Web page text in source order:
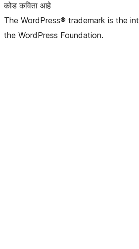
कोड कविता आहे
The WordPress® trademark is the
the WordPress Foundation.